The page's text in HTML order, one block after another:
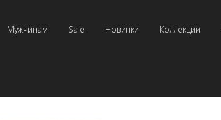
Мужчинам Sale Новинки Коллекции